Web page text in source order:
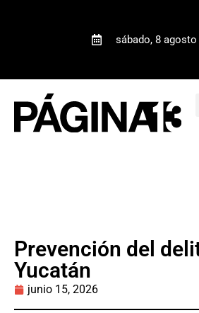
sábado, 8 agosto
Prevención del
Yucatán
junio 15, 2026